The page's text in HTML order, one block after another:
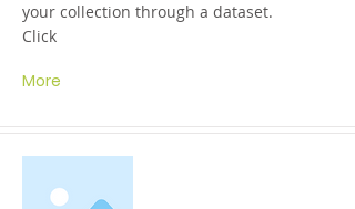
your collection through a dataset.
Click
More